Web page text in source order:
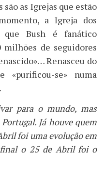
são as Igrejas que estão
a Igreja dos
que Bush é fanático
milhões de seguidores
Renasceu do
«purificou-se» numa
para o mundo, mas
Já houve quem
foi uma evolução em
o 25 de Abril foi o